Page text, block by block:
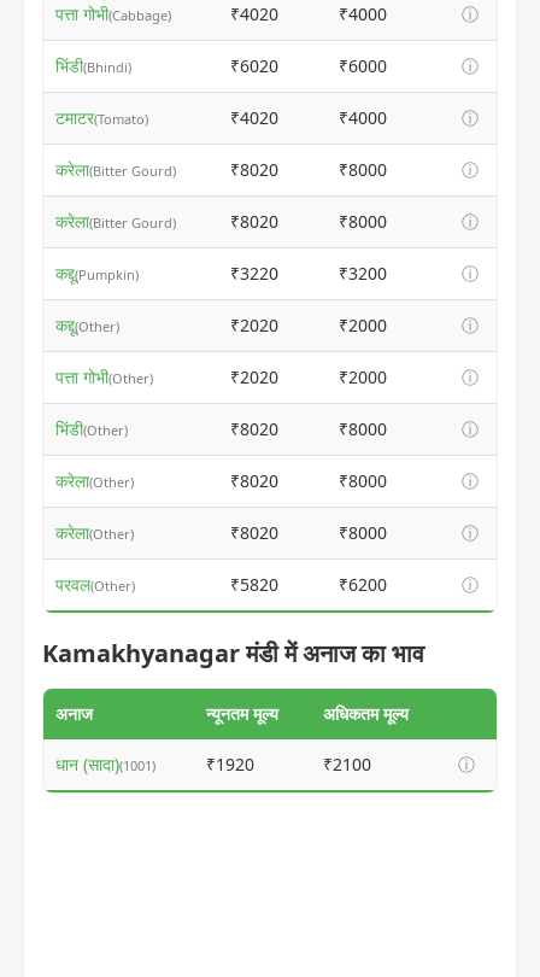
पत्ता गोभी(Cabbage) ₹4020 ₹4000 ⓘ
भिंडी(Bhindi) ₹6020 ₹6000 ⓘ
टमाटर(Tomato) ₹4020 ₹4000 ⓘ
करेला(Bitter Gourd) ₹8020 ₹8000 ⓘ
करेला(Bitter Gourd) ₹8020 ₹8000 ⓘ
कद्दू(Pumpkin) ₹3220 ₹3200 ⓘ
कद्दू(Other) ₹2020 ₹2000 ⓘ
पत्ता गोभी(Other) ₹2020 ₹2000 ⓘ
भिंडी(Other) ₹8020 ₹8000 ⓘ
करेला(Other) ₹8020 ₹8000 ⓘ
करेला(Other) ₹8020 ₹8000 ⓘ
परवल(Other) ₹5820 ₹6200 ⓘ
Kamakhyanagar मंडी में अनाज का भाव
अनाज न्यूनतम मूल्य अधिकतम मूल्य
धान (सादा)(1001) ₹1920 ₹2100 ⓘ